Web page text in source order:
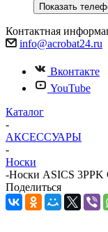
Показать
Контактная
info@acrobat24.ru
Вконтакте
YouTube
Каталог
-
АКСЕССУАРЫ
-
Носки
-Носки ASICS 3PPK
Поделиться